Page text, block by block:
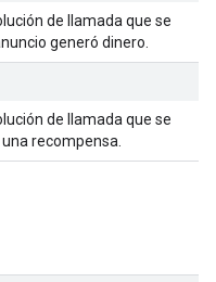
de llamada que se
generó dinero.
de llamada que se
recompensa.